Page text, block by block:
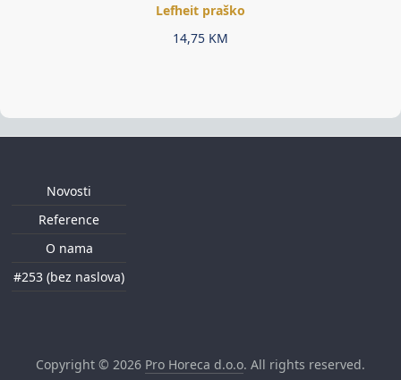
Lefheit praško
14,75 KM
Novosti
Reference
O nama
#253 (bez naslova)
Copyright © 2026 Pro Horeca d.o.o. All rights reserved.